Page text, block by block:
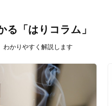
トライアルコースあり
地域支援クーポン可
る「はりコラム」
わかりやすく解説します